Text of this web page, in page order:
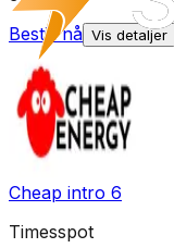
Bestill nå Vis detaljer
Cheap intro 6
Timesspot